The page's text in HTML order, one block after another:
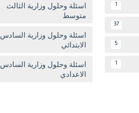
1
37
5
1
اسئلة وحلول وزارية الثالث
متوسط
اسئلة وحلول وزارية السادس
الابتدائي
اسئلة وحلول وزارية السادس
الاعدادي